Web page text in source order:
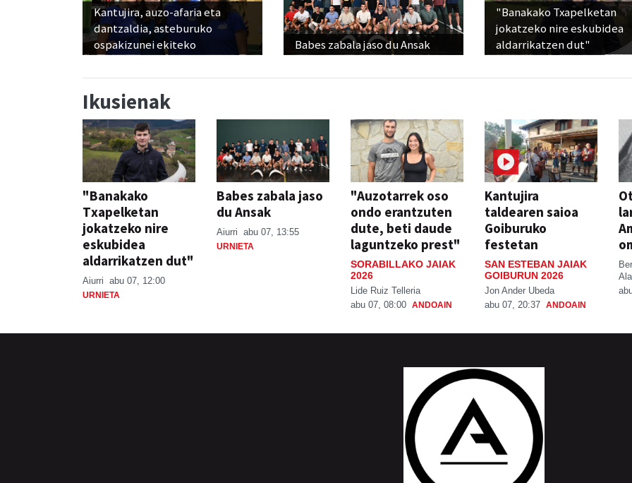
Kantujira, auzo-afaria eta
dantzaldia, asteburuko
ospakizunei ekiteko
Babes zabala jaso du Ansak
"Banakako Txapelketan
jokatzeko nire eskubidea
aldarrikatzen dut"
Ikusienak
"Banakako
Txapelketan
jokatzeko nire
eskubidea
aldarrikatzen dut"
Aiurri abu 07, 12:00
URNIETA
Babes zabala jaso
du Ansak
Aiurri abu 07, 13:55
URNIETA
"Auzotarrek oso
ondo erantzuten
dute, beti daude
laguntzeko prest"
SORABILLAKO JAIAK
2026
Lide Ruiz Telleria
abu 07, 08:00 ANDOAIN
Kantujira
taldearen saioa
Goiburuko
festetan
SAN ESTEBAN JAIAK
GOIBURUN 2026
Jon Ander Ubeda
abu 07, 20:37 ANDOAIN